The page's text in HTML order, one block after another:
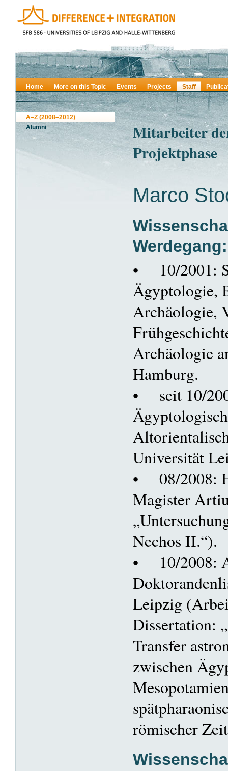
Home More on this Topic Events Projects Staff
A–Z (2008–2012)
Alumni
Mitarbeiter
Projektphase
Marco
Werdegang:
• 10/2001:
Ägyptologie,
Archäologie,
Archäologie
Hamburg.
• seit 10/
Universität
• 08/2008:
Magister
Nechos II.“).
• 10/2008:
Leipzig
Dissertation:
Transfer
zwischen
römischer